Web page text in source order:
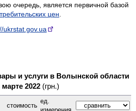
очередь, является первичной базой
цен
ukrstat.gov.ua
и услуги в Волынской области
марте 2022 (грн.)
стоимость
ед.